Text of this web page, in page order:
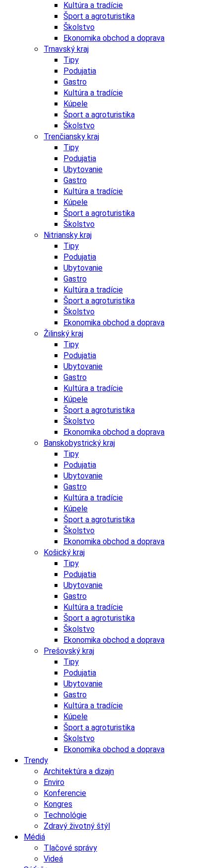
Kultúra a tradície
Šport a agroturistika
Školstvo
Ekonomika obchod a doprava
Trnavský kraj
Tipy
Podujatia
Gastro
Kultúra a tradície
Kúpele
Šport a agroturistika
Školstvo
Trenčiansky kraj
Tipy
Podujatia
Ubytovanie
Gastro
Kultúra a tradície
Kúpele
Šport a agroturistika
Školstvo
Nitriansky kraj
Tipy
Podujatia
Ubytovanie
Gastro
Kultúra a tradície
Šport a agroturistika
Školstvo
Ekonomika obchod a doprava
Žilinský kraj
Tipy
Podujatia
Ubytovanie
Gastro
Kultúra a tradície
Kúpele
Šport a agroturistika
Školstvo
Ekonomika obchod a doprava
Banskobystrický kraj
Tipy
Podujatia
Ubytovanie
Gastro
Kultúra a tradície
Kúpele
Šport a agroturistika
Školstvo
Ekonomika obchod a doprava
Košický kraj
Tipy
Podujatia
Ubytovanie
Gastro
Kultúra a tradície
Šport a agroturistika
Školstvo
Ekonomika obchod a doprava
Prešovský kraj
Tipy
Podujatia
Ubytovanie
Gastro
Kultúra a tradície
Kúpele
Šport a agroturistika
Školstvo
Ekonomika obchod a doprava
Trendy
Architektúra a dizajn
Enviro
Konferencie
Kongres
Technológie
Zdravý životný štýl
Médiá
Tlačové správy
Videá